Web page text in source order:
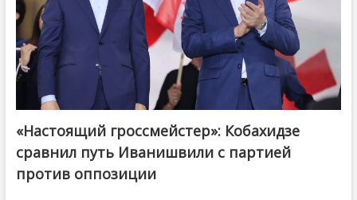
@ქართული ოცნება / Georgian Dream
«Настоящий гроссмейстер»: Кобахидзе
сравнил путь Иванишвили с партией
против оппозиции